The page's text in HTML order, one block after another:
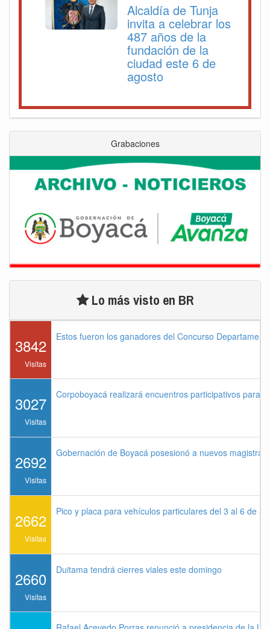
Alcaldía de Tunja
invita a celebrar los
487 años de la
fundación de la
ciudad este 6 de
agosto
Grabaciones
Lo más visto en BR
3842
Visitas
Estos fueron los ganadores del Concurso
3027
Visitas
Corpoboyacá realizará encuentros participativos para
2692
Visitas
Gobernación de Boyacá posesionó a nuevos
2662
Visitas
Pico y placa para vehículos particulares del 3 al 6 de
2660
Visitas
Duitama tendrá cierres viales este domingo